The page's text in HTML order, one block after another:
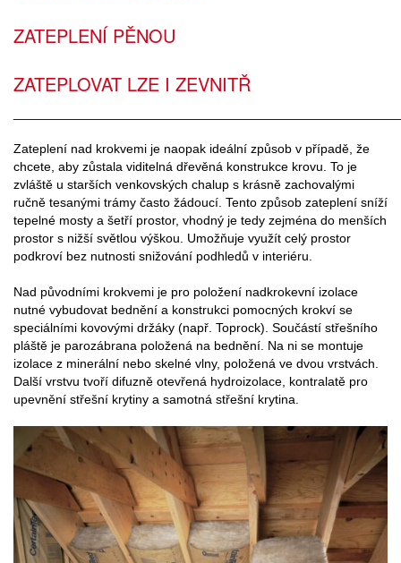
ZATEPLENÍ PĚNOU
ZATEPLOVAT LZE I ZEVNITŘ
Zateplení nad krokvemi je naopak ideální způsob v případě, že
chcete, aby zůstala viditelná dřevěná konstrukce krovu. To je
zvláště u starších venkovských chalup s krásně zachovalými
ručně tesanými trámy často žádoucí. Tento způsob zateplení sníží
tepelné mosty a šetří prostor, vhodný je tedy zejména do menších
prostor s nižší světlou výškou. Umožňuje využít celý prostor
podkroví bez nutnosti snižování podhledů v interiéru.
Nad původními krokvemi je pro položení nadkrokevní izolace
nutné vybudovat bednění a konstrukci pomocných krokví se
speciálními kovovými držáky (např. Toprock). Součástí střešního
pláště je parozábrana položená na bednění. Na ni se montuje
izolace z minerální nebo skelné vlny, položená ve dvou vrstvách.
Další vrstvu tvoří difuzně otevřená hydroizolace, kontralatě pro
upevnění střešní krytiny a samotná střešní krytina.